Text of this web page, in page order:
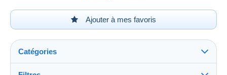
Ajouter à mes favoris
Catégories